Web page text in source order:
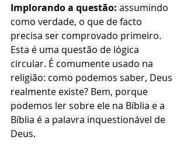
Implorando a questão: assumindo
como verdade, o que de facto
precisa ser comprovado primeiro.
Esta é uma questão de lógica
circular. É comumente usado na
religião: como podemos saber, Deus
realmente existe? Bem, porque
podemos ler sobre ele na Bíblia e a
Bíblia é a palavra inquestionável de
Deus.